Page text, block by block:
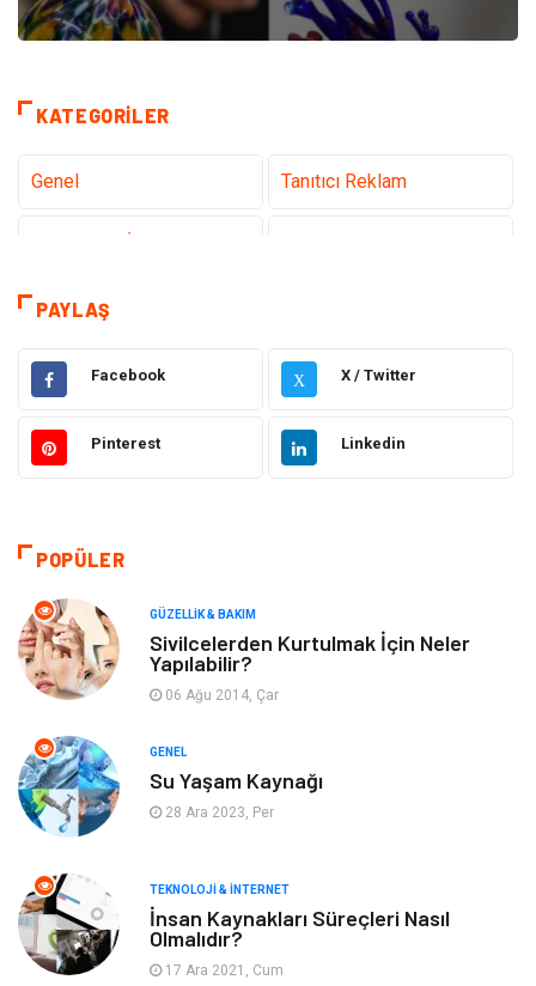
KATEGORILER
Genel Tanıtıcı Reklam
Teknoloji & İnternet
Eğitim & Kariyer
Gündem Hukuk
Moda Sağlıklı Yaşam
Bilgisayar & Yazılım
Makine
Giyim
Yeme & İçme
Keyif & Hobi Organizasyon
Gayrimenkul Spor
Finans& Ekonomi Anne & Çocuk
PAYLAŞ
Facebook X X / Twitter
Pinterest Linkedin
POPÜLER
GÜZELLIK & BAKIM
Sivilcelerden Kurtulmak İçin Neler
Yapılabilir?
06 Ağu 2014, Çar
GENEL
Su Yaşam Kaynağı
28 Ara 2023, Per
TEKNOLOJI & İNTERNET
İnsan Kaynakları Süreçleri Nasıl
Olmalıdır?
17 Ara 2021, Cum